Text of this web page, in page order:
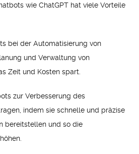
wie ChatGPT hat viele Vorteile
bei der Automatisierung von
und Verwaltung von
Zeit und Kosten spart.
zur Verbesserung des
indem sie schnelle und präzise
bereitstellen und so die